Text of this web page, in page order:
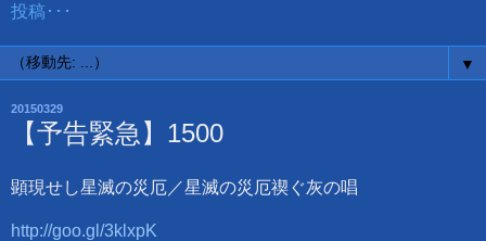
投稿･･･
▼
20150329
【予告緊急】1500
顕現せし星滅の災厄／星滅の災厄禊ぐ灰の唱
http://goo.gl/3klxpK